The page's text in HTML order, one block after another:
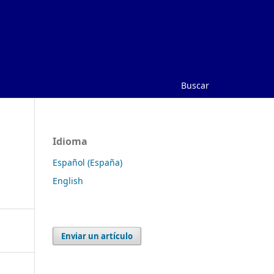
Buscar
Idioma
Español (España)
English
Enviar un artículo